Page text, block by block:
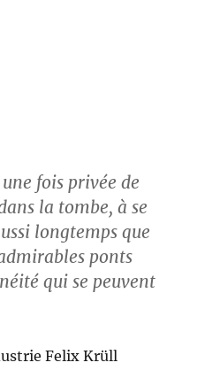
fois privée de
la tombe, à se
longtemps que
ponts
qui se peuvent
Felix Krüll